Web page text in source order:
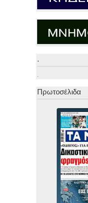
.
.
Πρωτοσέλιδα